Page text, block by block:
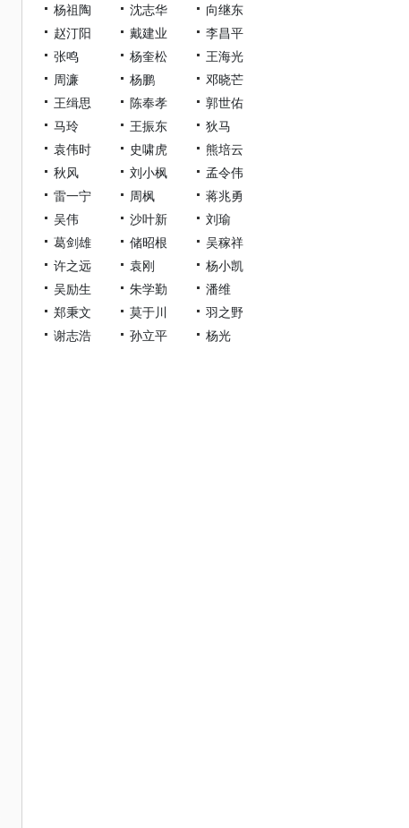
杨祖陶
沈志华
向继东
赵汀阳
戴建业
李昌平
张鸣
杨奎松
王海光
周濂
杨鹏
邓晓芒
王缉思
陈奉孝
郭世佑
马玲
王振东
狄马
袁伟时
史啸虎
熊培云
秋风
刘小枫
孟令伟
雷一宁
周枫
蒋兆勇
吴伟
沙叶新
刘瑜
葛剑雄
储昭根
吴稼祥
许之远
袁刚
杨小凯
吴励生
朱学勤
潘维
郑秉文
莫于川
羽之野
谢志浩
孙立平 杨光